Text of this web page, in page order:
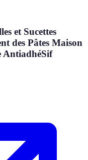
et Sucettes
des Pâtes Maison
AntiadhéSif